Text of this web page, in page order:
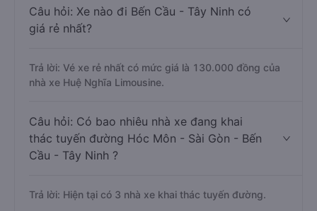
Câu hỏi: Xe nào đi Bến Cầu - Tây Ninh có
giá rẻ nhất?
Trả lời: Vé xe rẻ nhất có mức giá là 130.000 đồng của
nhà xe Huệ Nghĩa Limousine.
Câu hỏi: Có bao nhiêu nhà xe đang khai
thác tuyến đường Hóc Môn - Sài Gòn - Bến
Cầu - Tây Ninh ?
Trả lời: Hiện tại có 3 nhà xe khai thác tuyến đường.